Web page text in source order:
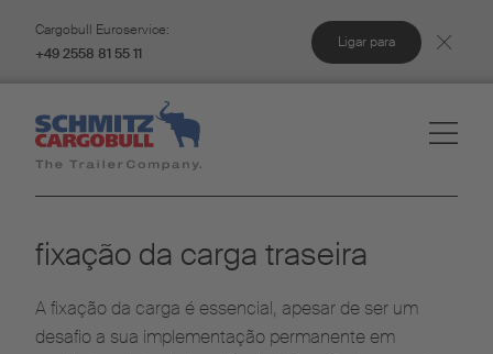
Cargobull Euroservice:
+49 2558 81 55 11
Ligar para
fixação da carga traseira
A fixação da carga é essencial, apesar de ser um
desafio a sua implementação permanente em